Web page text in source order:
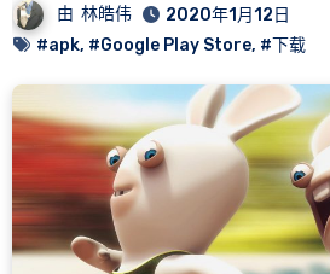
由 林皓伟
2020年1月12日
#apk, #Google Play Store, #下载